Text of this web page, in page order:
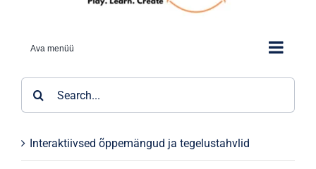
Ava menüü
Interaktiivsed õppemängud ja tegelustahvlid